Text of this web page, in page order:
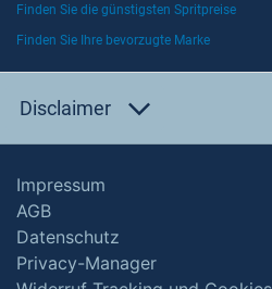
Finden Sie die günstigsten Spritpreise
Finden Sie Ihre bevorzugte Marke
Disclaimer
Impressum
AGB
Datenschutz
Privacy-Manager